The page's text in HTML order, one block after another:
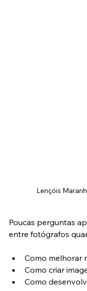
Poucas perguntas
Como melhorar
Como criar